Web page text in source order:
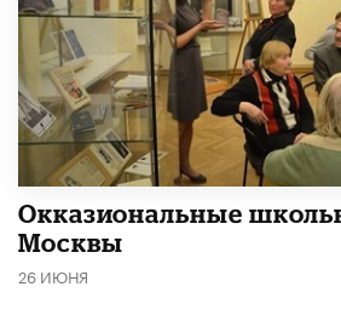
​Окказиональные
Москвы
26 ИЮНЯ